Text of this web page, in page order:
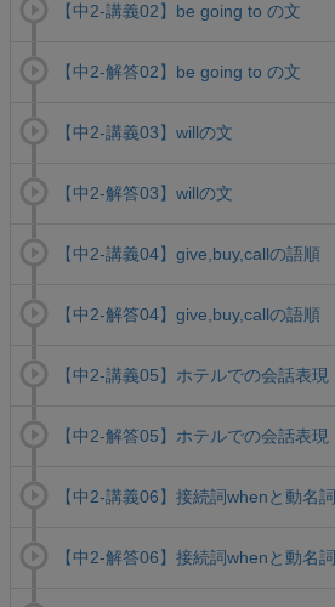
【中2-講義02】be going to の文
【中2-解答02】be going to の文
【中2-講義03】willの文
【中2-解答03】willの文
【中2-講義04】give,buy,callの語順
【中2-解答04】give,buy,callの語順
【中2-講義05】ホテルでの会話表現
【中2-解答05】ホテルでの会話表現
【中2-講義06】接続詞whenと動名詞
【中2-解答06】接続詞whenと動名詞